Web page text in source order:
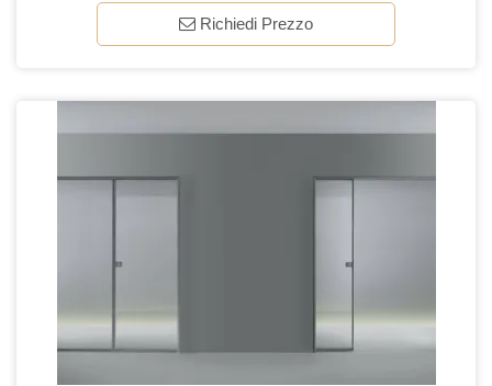
Richiedi Prezzo